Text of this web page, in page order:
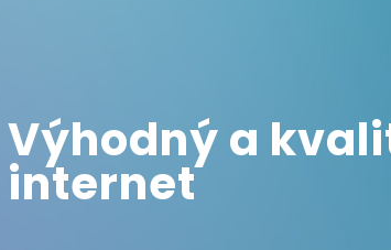
Výhodný a
internet